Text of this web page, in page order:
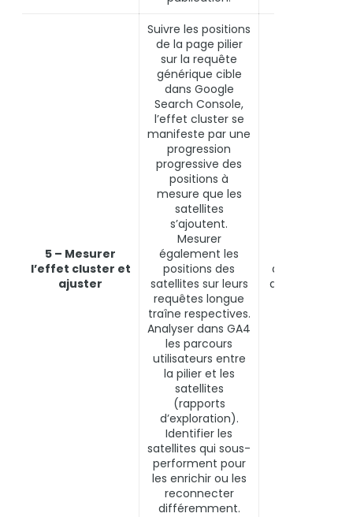
5 – Mesurer
l’effet cluster et
ajuster
Suivre les positions
de la page pilier
sur la requête
générique cible
dans Google
Search Console,
l’effet cluster se
manifeste par une
progression
progressive des
positions à
mesure que les
satellites
s’ajoutent.
Mesurer
également les
positions des
satellites sur leurs
requêtes longue
traîne respectives.
Analyser dans GA4
les parcours
utilisateurs entre
la pilier et les
satellites
(rapports
d’exploration).
Identifier les
satellites qui sous-
performent pour
les enrichir ou les
reconnecter
différemment.
d’exploration